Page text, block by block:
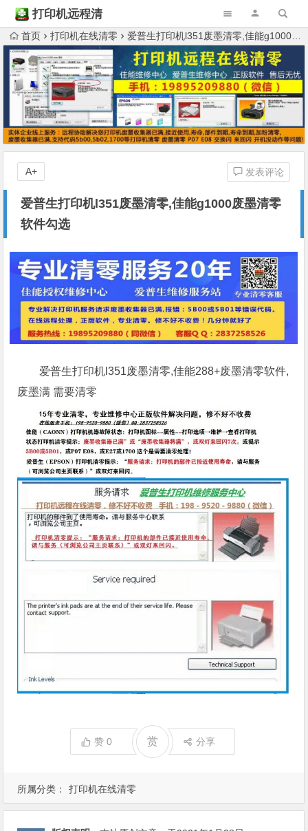
打印机远程清
零首页 打印机在线清零 爱普生打印机l351废墨清零,佳能g1000废墨清零软件勾选
爱普生打印机l351废墨清零,佳能g1000废墨清零
软件勾选
发表评论
A+
所属分类： 打印机在线清零
爱普生打印机l351废墨清零,佳能288+废墨清零软件,
废墨满 需要清零
赞0 赏 分享